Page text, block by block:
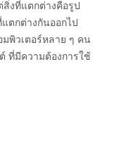
งที่แตกต่างคือรูป
ตกต่างกันออกไป
พิวเตอร์หลาย ๆ คน
ที่มีความต้องการใช้